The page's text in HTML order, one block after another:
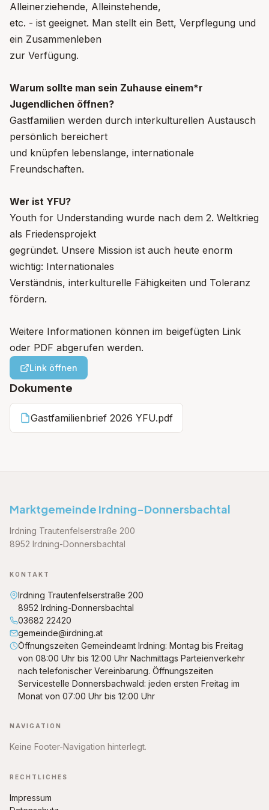
Alleinerziehende, Alleinstehende,
etc. - ist geeignet. Man stellt ein Bett, Verpflegung und
ein Zusammenleben
zur Verfügung.
Warum sollte man sein Zuhause einem*r
Jugendlichen öffnen?
Gastfamilien werden durch interkulturellen Austausch
persönlich bereichert
und knüpfen lebenslange, internationale
Freundschaften.
Wer ist YFU?
Youth for Understanding wurde nach dem 2. Weltkrieg
als Friedensprojekt
gegründet. Unsere Mission ist auch heute enorm
wichtig: Internationales
Verständnis, interkulturelle Fähigkeiten und Toleranz
fördern.
Weitere Informationen können im beigefügten Link
oder PDF abgerufen werden.
Link öffnen
Dokumente
Gastfamilienbrief 2026 YFU.pdf
Marktgemeinde Irdning-Donnersbachtal
Irdning Trautenfelserstraße 200
8952 Irdning-Donnersbachtal
KONTAKT
Irdning Trautenfelserstraße 200
8952 Irdning-Donnersbachtal
03682 22420
gemeinde@irdning.at
Öffnungszeiten Gemeindeamt Irdning: Montag bis Freitag
von 08:00 Uhr bis 12:00 Uhr Nachmittags Parteienverkehr
nach telefonischer Vereinbarung. Öffnungszeiten
Servicestelle Donnersbachwald: jeden ersten Freitag im
Monat von 07:00 Uhr bis 12:00 Uhr
NAVIGATION
Keine Footer-Navigation hinterlegt.
RECHTLICHES
Impressum